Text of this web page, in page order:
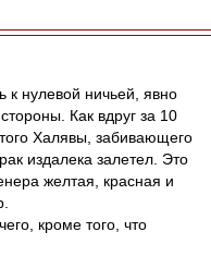
к нулевой ничьей, явно
Как вдруг за 10
Халявы, забивающего
издалека залетел. Это
желтая, красная и
кроме того, что